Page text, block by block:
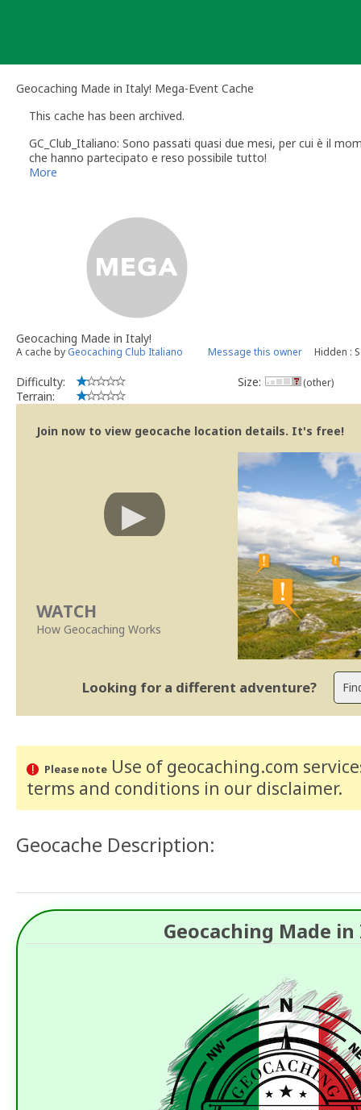
Geocaching Made in Italy! Mega-Event Cache
This cache has been archived.
GC_Club_Italiano: Sono passati quasi due mesi, per cui è il
che hanno partecipato e reso possibile tutto!
Il team organizzativo
More
Geocaching Made in Italy!
A cache by Geocaching Club Italiano Message this owner Hidden :
Difficulty:
Terrain:
Size: (other)
Join now to view geocache location details. It's free!
WATCH
How Geocaching Works
Looking for a different adventure?
Please noteUse of geocaching.com
terms and conditions in our disclaimer.
Geocache Description:
Geocaching Made